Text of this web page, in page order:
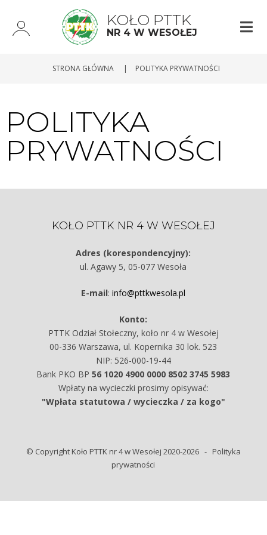
KOŁO PTTK
NR 4 W WESOŁEJ
STRONA GŁÓWNA | POLITYKA PRYWATNOŚCI
POLITYKA
PRYWATNOŚCI
KOŁO PTTK NR 4 W WESOŁEJ
Adres (korespondencyjny):
ul. Agawy 5, 05-077 Wesoła
E-mail:info@pttkwesola.pl
Konto:
PTTK Odział Stołeczny, koło nr 4 w Wesołej
00-336 Warszawa, ul. Kopernika 30 lok. 523
NIP: 526-000-19-44
Bank PKO BP56 1020 4900 0000 8502 3745 5983
Wpłaty na wycieczki prosimy opisywać:
"Wpłata statutowa / wycieczka / za kogo"
© Copyright Koło PTTK nr 4 w Wesołej 2020-2026 - Polityka
prywatności